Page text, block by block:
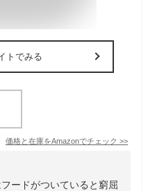
トでみる
価格と在庫をAmazonでチェック >>
ードがついていると窮屈